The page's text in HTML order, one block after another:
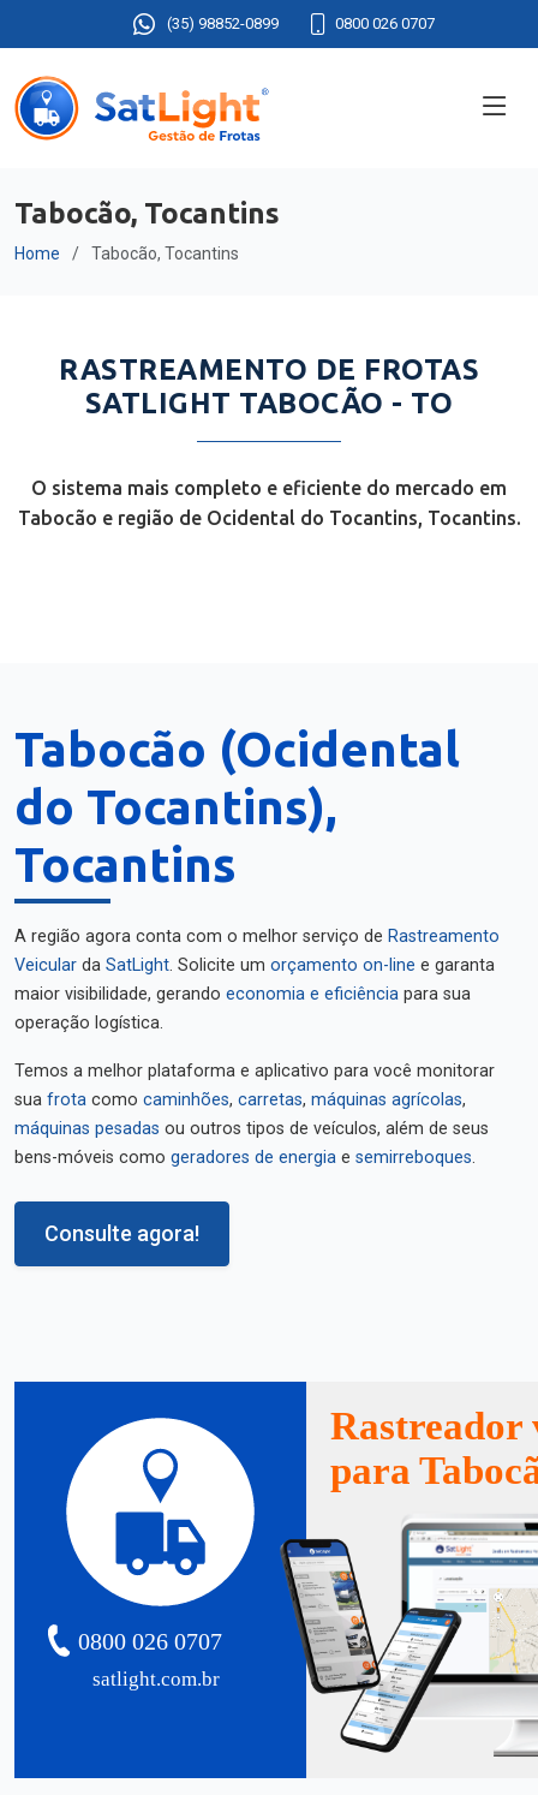
(35) 98852-0899 0800 026 0707
Tabocão, Tocantins
Home Tabocão, Tocantins
RASTREAMENTO DE FROTAS
SATLIGHT TABOCÃO - TO
O sistema mais completo e eficiente do mercado em
Tabocão e região de Ocidental do Tocantins, Tocantins.
Tabocão (Ocidental
do Tocantins),
Tocantins
A região agora conta com o melhor serviço de Rastreamento
Veicular da SatLight. Solicite um orçamento on-line e garanta
maior visibilidade, gerando economia e eficiência para sua
operação logística.
Temos a melhor plataforma e aplicativo para você monitorar
sua frota como caminhões, carretas, máquinas agrícolas,
máquinas pesadas ou outros tipos de veículos, além de seus
bens-móveis como geradores de energia e semirreboques.
Consulte agora!
satlight.com.br
0800 026 0707
Rastreador
para